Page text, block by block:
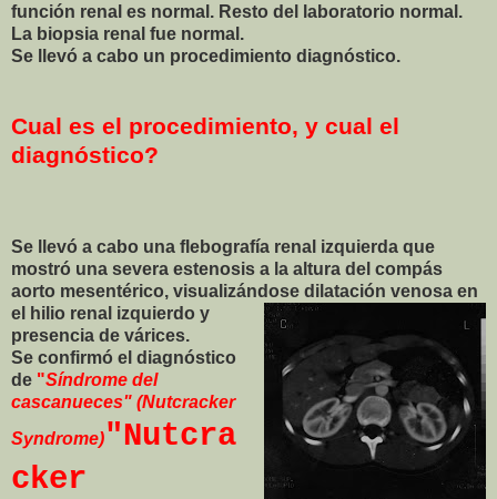
función renal es normal. Resto del laboratorio normal.
La biopsia renal fue normal.
Se llevó a cabo un procedimiento diagnóstico.
Cual es el procedimiento, y cual el
diagnóstico?
Se llevó a cabo una flebografía renal izquierda que
mostró una severa estenosis a la altura del compás
aorto mesentérico, visualizándose dilatación venosa en
el hilio renal izquierdo y
presencia de várices.
Se confirmó el diagnóstico
de "Síndrome del
cascanueces" (Nutcracker
Syndrome)"Nutcra
cker